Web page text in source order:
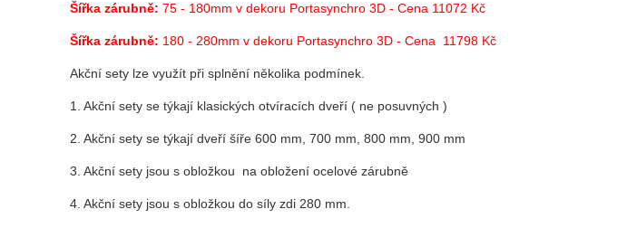
Šířka zárubně: 75 - 180mm v dekoru Portasynchro 3D - Cena 11072 Kč
Šířka zárubně: 180 - 280mm v dekoru Portasynchro 3D - Cena 11798 Kč
Akční sety lze využít při splnění několika podmínek.
1. Akční sety se týkají klasických otvíracích dveří ( ne posuvných )
2. Akční sety se týkají dveří šíře 600 mm, 700 mm, 800 mm, 900 mm
3. Akční sety jsou s obložkou na obložení ocelové zárubně
4. Akční sety jsou s obložkou do síly zdi 280 mm.